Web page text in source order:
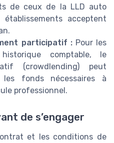
de ceux de la LLD auto
acceptent
participatif :Pour les
comptable, le
(crowdlending) peut
fonds nécessaires à
professionnel.
de s’engager
et les conditions de